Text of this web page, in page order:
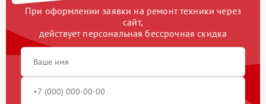
При оформлении заявки на ремонт техники через
сайт,
действует персональная бессрочная скидка